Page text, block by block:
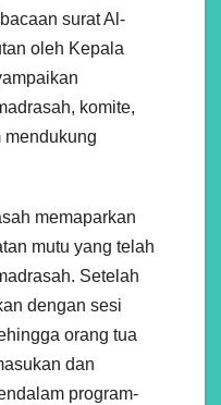
surat Al-
oleh Kepala
komite,
mendukung
memaparkan
mutu yang telah
Setelah
dengan sesi
orang tua
dan
program-